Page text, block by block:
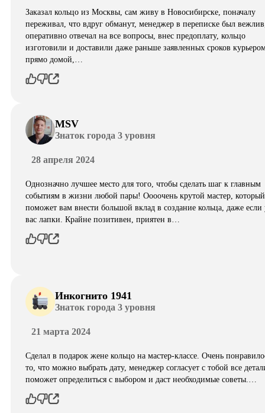
Заказал кольцо из Москвы, сам живу в Новосибирске, поначалу
переживал, что вдруг обманут, менеджер в переписке был
оперативно отвечал на все вопросы, внес предоплату, кольцо
изготовили и доставили даже раньше заявленных сроков
прямо домой,…
MSV
Знаток города 3 уровня
28 апреля 2024
Однозначно лучшее место для того, чтобы сделать шаг к главным
событиям в жизни любой пары! Оооочень крутой мастер, который
поможет вам внести большой вклад в создание кольца, даже если
вас лапки. Крайне позитивен, приятен в…
Инкогнито 1941
Знаток города 3 уровня
21 марта 2024
Сделал в подарок жене кольцо на мастер-классе. Очень
то, что можно выбрать дату, менеджер согласует с тобой все
поможет определиться с выбором и даст необходимые советы.…